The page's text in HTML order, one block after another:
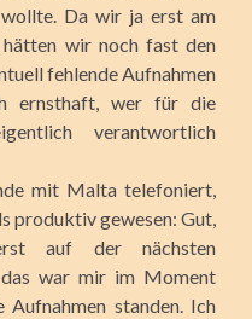
Da wir ja erst am
wir noch fast den
fehlende Aufnahmen
ernsthaft, wer für die
verantwortlich
mit Malta telefoniert,
produktiv gewesen: Gut,
auf der nächsten
das war mir im Moment
Aufnahmen standen. Ich